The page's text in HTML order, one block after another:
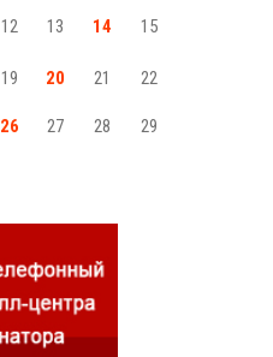
12 13 14 15
19 20 21 22
26 27 28 29